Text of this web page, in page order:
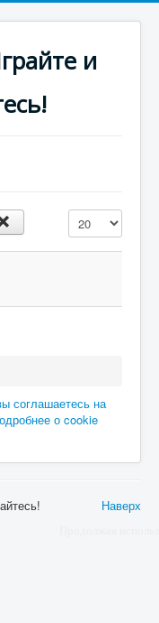
и
Кол-во строк:
соглашаетесь на
о cookie
Наверх